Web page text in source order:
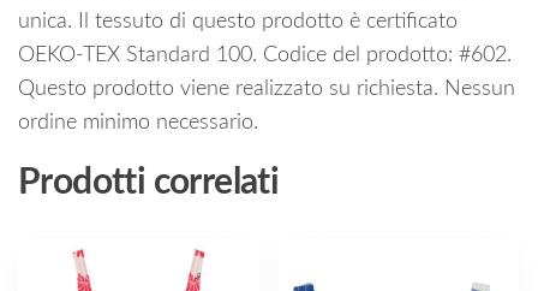
unica. Il tessuto di questo prodotto è certificato
OEKO-TEX Standard 100. Codice del prodotto: #602.
Questo prodotto viene realizzato su richiesta. Nessun
ordine minimo necessario.
Prodotti correlati
Questo
prodotto
prodotto